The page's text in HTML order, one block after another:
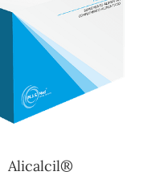
Alicalcil®